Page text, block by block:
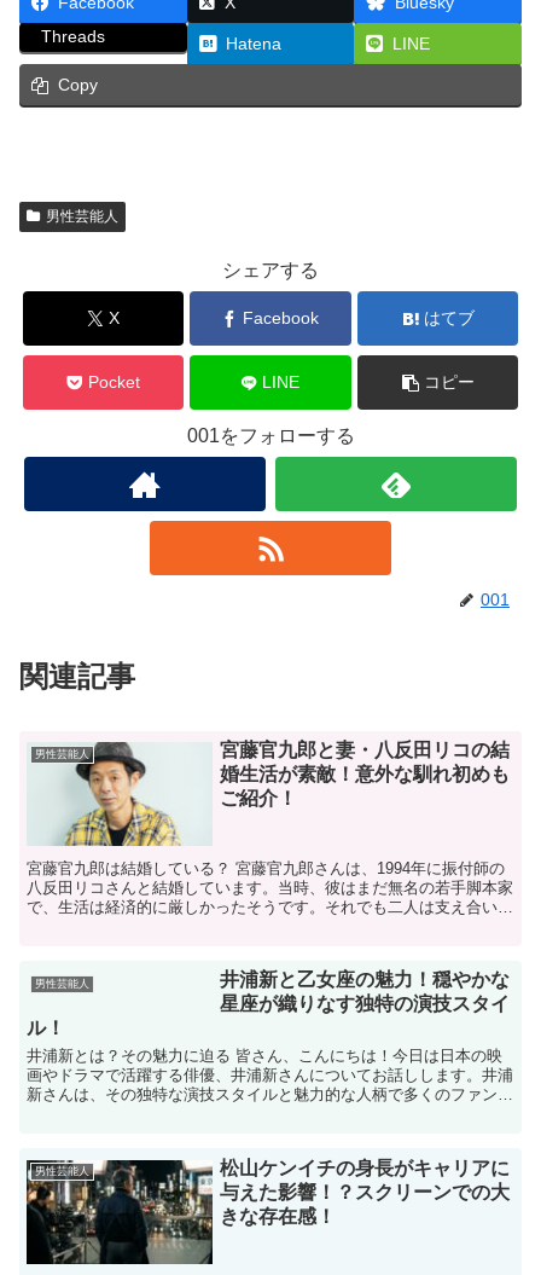
Threads
Hatena LINE
Copy
男性芸能人
シェアする
X Facebook はてブ
Pocket LINE コピー
001をフォローする
001
関連記事
男性芸能人
宮藤官九郎と妻・八反田リコの結
婚生活が素敵！意外な馴れ初めも
ご紹介！
宮藤官九郎は結婚している？ 宮藤官九郎さんは、1994年に振付師の
八反田リコさんと結婚しています。当時、彼はまだ無名の若手脚本家
で、生活は経済的に厳しかったそうです。それでも二人は支え合い、
男性芸能人
井浦新と乙女座の魅力！穏やかな
星座が織りなす独特の演技スタイ
ル！
井浦新とは？その魅力に迫る 皆さん、こんにちは！今日は日本の映
画やドラマで活躍する俳優、井浦新さんについてお話しします。井浦
新さんは、その独特な演技スタイルと魅力的な人柄で多くのファンを
男性芸能人
松山ケンイチの身長がキャリアに
与えた影響！？スクリーンでの大
きな存在感！